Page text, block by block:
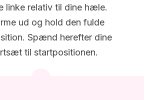
linke relativ til dine hæle.
ud og hold den fulde
Spænd herefter dine
til startpositionen.